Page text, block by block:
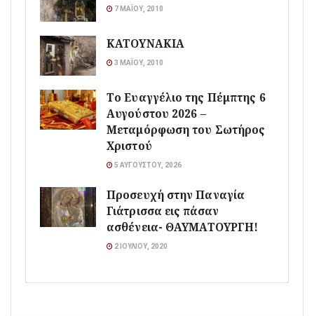
7 ΜΑΪ́ΟΥ, 2010
ΚΑΤΟΥΝΑΚΙΑ
3 ΜΑΪ́ΟΥ, 2010
Το Ευαγγέλιο της Πέμπτης 6
Αυγούστου 2026 –
Μεταμόρφωση του Σωτήρος
Χριστού
5 ΑΥΓΟΎΣΤΟΥ, 2026
Προσευχή στην Παναγία
Γιάτρισσα εις πάσαν
ασθένεια- ΘΑΥΜΑΤΟΥΡΓΗ!
2 ΙΟΥΛΊΟΥ, 2020